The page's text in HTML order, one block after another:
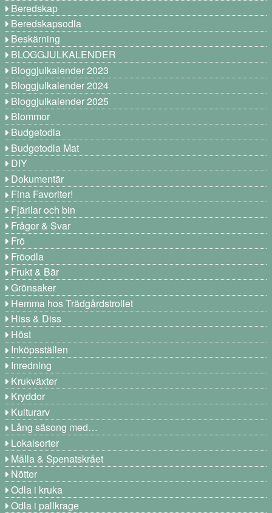
Beredskap
Beredskapsodla
Beskärning
BLOGGJULKALENDER
Bloggjulkalender 2023
Bloggjulkalender 2024
Bloggjulkalender 2025
Blommor
Budgetodla
Budgetodla Mat
DIY
Dokumentär
Fina Favoriter!
Fjärilar och bin
Frågor & Svar
Frö
Fröodla
Frukt & Bär
Grönsaker
Hemma hos Trädgårdstrollet
Hiss & Diss
Höst
Inköpsställen
Inredning
Krukväxter
Kryddor
Kulturarv
Lång säsong med…
Lokalsorter
Målla & Spenatskrået
Nötter
Odla i kruka
Odla i pallkrage